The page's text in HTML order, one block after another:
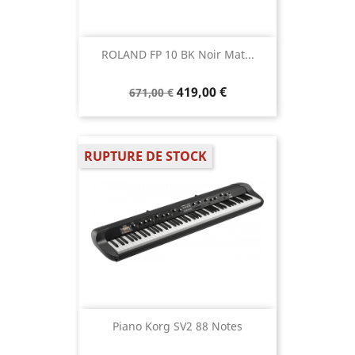
ROLAND FP 10 BK Noir Mat...
671,00 € 419,00 €
Piano Korg SV2 88 Notes
RUPTURE DE STOCK